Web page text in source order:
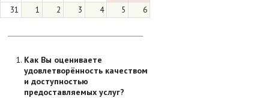
31
1 2 3 4 5 6
Как Вы оцениваете
удовлетворённость качеством
и доступностью
предоставляемых услуг?